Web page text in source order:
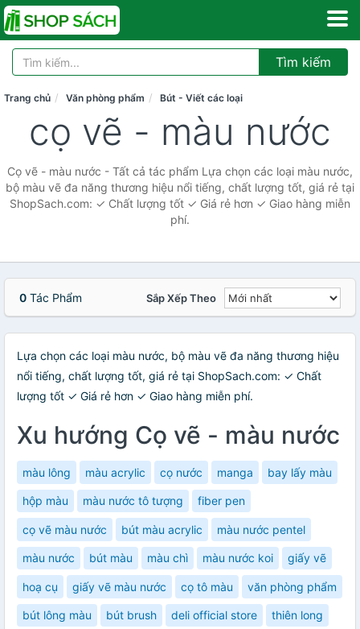
Tìm kiếm
Trang chủ Văn phòng phẩm Bút - Viết các loại
cọ vẽ - màu nước
Cọ vẽ - màu nước - Tất cả tác phẩm Lựa chọn các loại màu nước,
bộ màu vẽ đa năng thương hiệu nổi tiếng, chất lượng tốt, giá rẻ tại
ShopSach.com: ✓ Chất lượng tốt ✓ Giá rẻ hơn ✓ Giao hàng miễn
phí.
0 Tác Phẩm Sắp Xếp Theo
Lựa chọn các loại màu nước, bộ màu vẽ đa năng thương hiệu
nổi tiếng, chất lượng tốt, giá rẻ tại ShopSach.com: ✓ Chất
lượng tốt ✓ Giá rẻ hơn ✓ Giao hàng miễn phí.
Xu hướng Cọ vẽ - màu nước
màu lông màu acrylic cọ nước manga bay lấy màu
hộp màu màu nước tô tượng fiber pen
cọ vẽ màu nước bút màu acrylic màu nước pentel
màu nước bút màu màu chì màu nước koi giấy vẽ
hoạ cụ giấy vẽ màu nước cọ tô màu văn phòng phẩm
bút lông màu bút brush deli official store thiên long